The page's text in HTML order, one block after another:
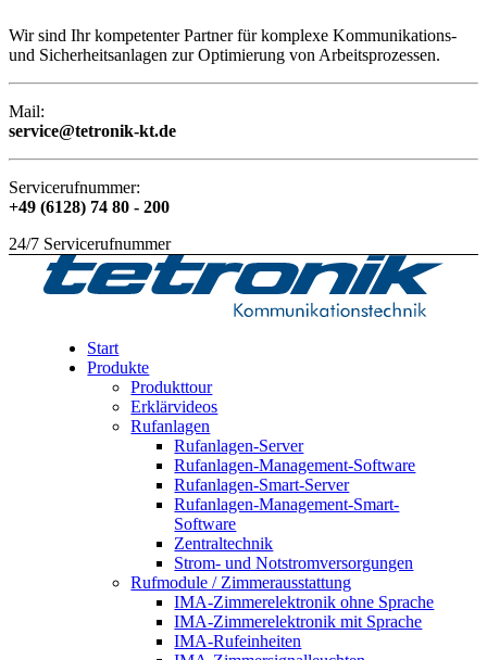
Wir sind Ihr kompetenter Partner für komplexe Kommunikations-
und Sicherheitsanlagen zur Optimierung von Arbeitsprozessen.
Mail:
service@tetronik-kt.de
Servicerufnummer:
+49 (6128) 74 80 - 200
24/7 Servicerufnummer
Start
Produkte
Produkttour
Erklärvideos
Rufanlagen
Rufanlagen-Server
Rufanlagen-Management-Software
Rufanlagen-Smart-Server
Rufanlagen-Management-Smart-
Software
Zentraltechnik
Strom- und Notstromversorgungen
Rufmodule / Zimmerausstattung
IMA-Zimmerelektronik ohne Sprache
IMA-Zimmerelektronik mit Sprache
IMA-Rufeinheiten